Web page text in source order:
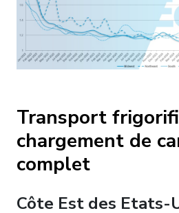
Transport
chargement de
complet
Côte Est des Etats-